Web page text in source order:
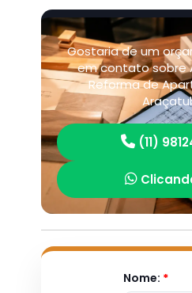
Gostaria de um
em contato sobre
Reforma de
(11)
Nome: *